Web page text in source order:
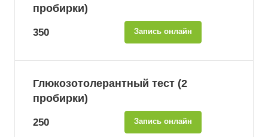
пробирки)
350 Запись онлайн
Глюкозотолерантный тест (2
пробирки)
250 Запись онлайн